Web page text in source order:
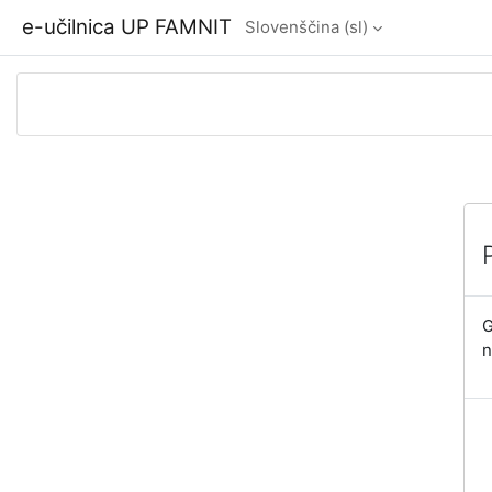
e-učilnica UP FAMNIT Slovenščina ‎(sl)‎